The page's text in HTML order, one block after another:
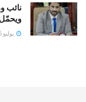
نائب
يوليو 16, 2026